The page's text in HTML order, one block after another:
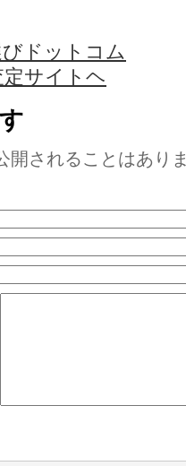
ドットコム
サイトヘ
開されることはあり